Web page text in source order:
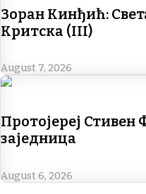
b
o
k
e
d
g
r
r
s
Зоран Кинђић:
Критска (III)
August 7, 2026
Протојереј
заједница
August 6, 2026